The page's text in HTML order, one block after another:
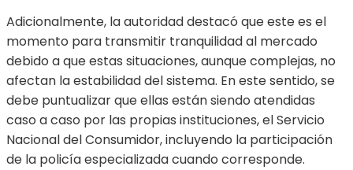
Adicionalmente, la autoridad destacó que este es el
momento para transmitir tranquilidad al mercado
debido a que estas situaciones, aunque complejas, no
afectan la estabilidad del sistema. En este sentido, se
debe puntualizar que ellas están siendo atendidas
caso a caso por las propias instituciones, el Servicio
Nacional del Consumidor, incluyendo la participación
de la policía especializada cuando corresponde.